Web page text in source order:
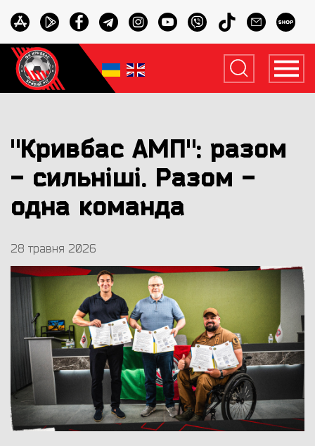
"Кривбас АМП": разом
- сильніші. Разом -
одна команда
28 травня 2026